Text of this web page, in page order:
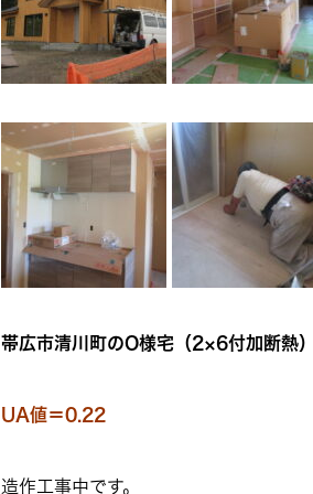
帯広市清川町のO様宅（2×6付加断熱
UA値＝0.22
造作工事中です。